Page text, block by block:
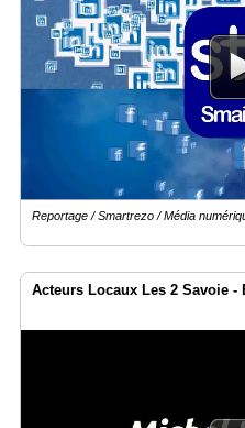
Reportage / Smartrezo / Média
Acteurs Locaux Les 2 Savoie